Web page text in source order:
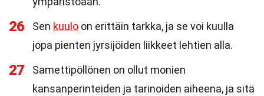
26 Sen kuulo on erittäin tarkka, ja se voi kuulla
jopa pienten jyrsijöiden liikkeet lehtien alla.
27
Samettipöllönen on ollut monien
kansanperinteiden ja tarinoiden aiheena, ja sitä